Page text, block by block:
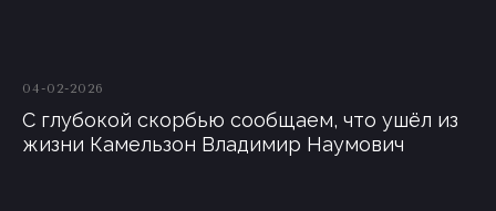
04-02-2026
С глубокой скорбью сообщаем, что ушёл из
жизни Камельзон Владимир Наумович